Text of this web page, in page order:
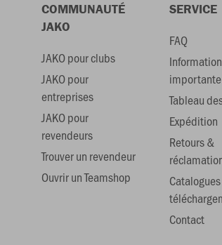
COMMUNAUTÉ
JAKO
JAKO pour clubs
JAKO pour
entreprises
JAKO pour
revendeurs
Trouver un revendeur
Ouvrir un Teamshop
SERVICE
FAQ
Information
importante
Tableau
Expédition
Retours &
Contact